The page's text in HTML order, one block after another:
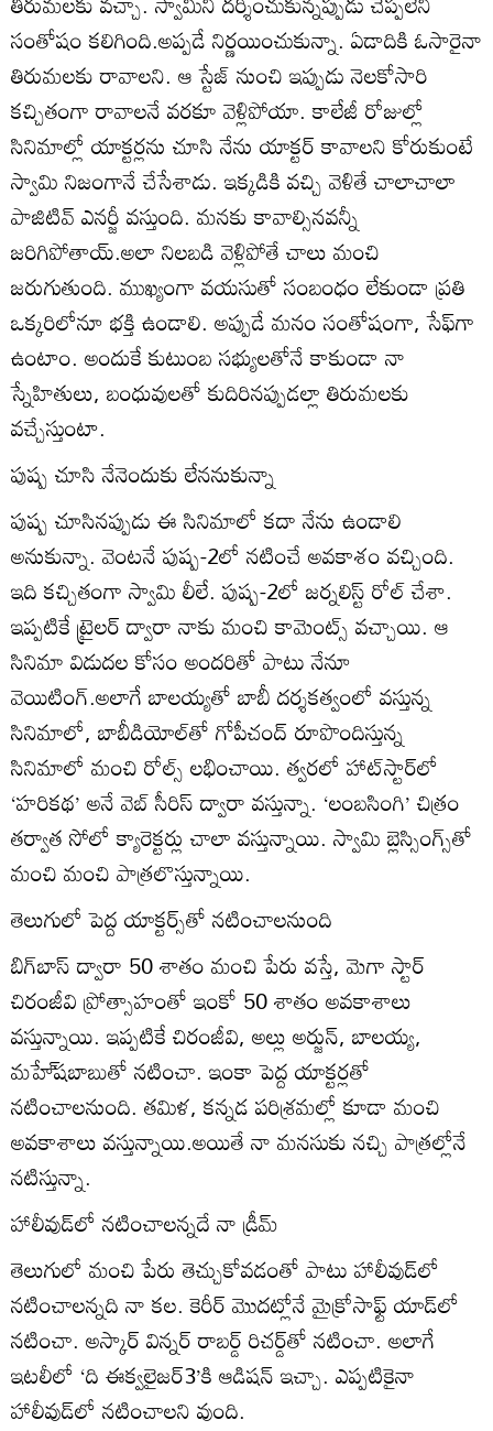
సంతోషం కలిగింది.అప్పడే నిర్ణయించుకున్నా. ఏడాదికి ఓసారైనా
తిరుమలకు రావాలని. ఆ స్టేజ్‌ నుంచి ఇప్పుడు నెలకోసారి
కచ్చితంగా రావాలనే వరకూ వెళ్లిపోయా. కాలేజీ రోజుల్లో
సినిమాల్లో యాక్టర్లను చూసి నేను యాక్టర్‌ కావాలని కోరుకుంటే
స్వామి నిజంగానే చేసేశాడు. ఇక్కడికి వచ్చి వెళితే చాలాచాలా
పాజిటివ్‌ ఎనర్జీ వస్తుంది. మనకు కావాల్సినవన్నీ
జరిగిపోతాయ్‌.అలా నిలబడి వెళ్లిపోతే చాలు మంచి
జరుగుతుంది. ముఖ్యంగా వయసుతో సంబంధం లేకుండా ప్రతి
ఒక్కరిలోనూ భక్తి ఉండాలి. అప్పుడే మనం సంతోషంగా, సేఫ్‌గా
ఉంటాం. అందుకే కుటుంబ సభ్యులతోనే కాకుండా నా
స్నేహితులు, బంధువులతో కుదిరినప్పుడల్లా తిరుమలకు
వచ్చేస్తుంటా.
పుష్ప చూసి నేనెందుకు లేననుకున్నా
పుష్ప చూసినప్పుడు ఈ సినిమాలో కదా నేను ఉండాలి
అనుకున్నా. వెంటనే పుష్ప-2లో నటించే అవకాశం వచ్చింది.
ఇది కచ్చితంగా స్వామి లీలే. పుష్ప-2లో జర్నలిస్ట్‌ రోల్‌ చేశా.
ఇప్పటికే ట్రైలర్‌ ద్వారా నాకు మంచి కామెంట్స్‌ వచ్చాయి. ఆ
సినిమా విడుదల కోసం అందరితో పాటు నేనూ
వెయిటింగ్‌.అలాగే బాలయ్యతో బాబీ దర్శకత్వంలో వస్తున్న
సినిమాలో, బాబీడియోల్‌తో గోపీచంద్‌ రూపొందిస్తున్న
సినిమాలో మంచి రోల్స్‌ లభించాయి. త్వరలో హాట్‌స్టార్‌లో
‘హరికథ’ అనే వెబ్‌ సీరిస్‌ ద్వారా వస్తున్నా. ‘లంబసింగి’ చిత్రం
తర్వాత సోలో క్యారెక్టర్లు చాలా వస్తున్నాయి. స్వామి బ్లెస్సింగ్స్‌తో
మంచి మంచి పాత్రలొస్తున్నాయి.
తెలుగులో పెద్ద యాక్టర్స్‌తో నటించాలనుంది
బిగ్‌బాస్‌ ద్వారా 50 శాతం మంచి పేరు వస్తే, మెగా స్టార్‌
చిరంజీవి ప్రోత్సాహంతో ఇంకో 50 శాతం అవకాశాలు
వస్తున్నాయి. ఇప్పటికే చిరంజీవి, అల్లు అర్జున్‌, బాలయ్య,
మహే్‌షబాబుతో నటించా. ఇంకా పెద్ద యాక్టర్లతో
నటించాలనుంది. తమిళ, కన్నడ పరిశ్రమల్లో కూడా మంచి
అవకాశాలు వస్తున్నాయి.అయితే నా మనసుకు నచ్చి పాత్రల్లోనే
నటిస్తున్నా.
హాలీవుడ్‌లో నటించాలన్నదే నా డ్రీమ్‌
తెలుగులో మంచి పేరు తెచ్చుకోవడంతో పాటు హాలీవుడ్‌లో
నటించాలన్నది నా కల. కెరీర్‌ మొదట్లోనే మైక్రోసాఫ్ట్‌ యాడ్‌లో
నటించా. అస్కార్‌ విన్నర్‌ రాబర్డ్‌ రిచర్డ్‌తో నటించా. అలాగే
ఇటలీలో ‘ది ఈక్వలైజర్‌3’కి ఆడిషన్‌ ఇచ్చా. ఎప్పటికైనా
హాలీవుడ్‌లో నటించాలని వుంది.